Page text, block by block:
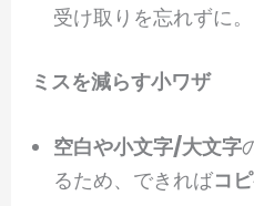
受け取りを忘れずに。
ミスを減らす小ワザ
空白や小文字/大文字
るため、できればコ